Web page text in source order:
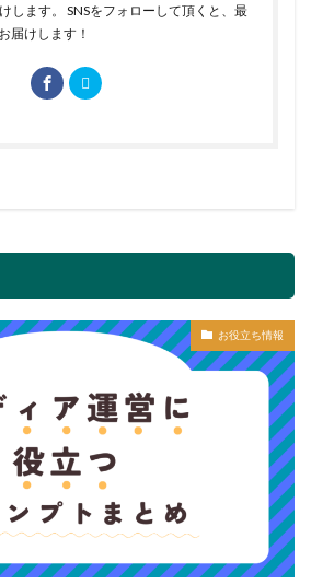
します。 SNSをフォローして頂くと、最
届けします！
お役立ち情報